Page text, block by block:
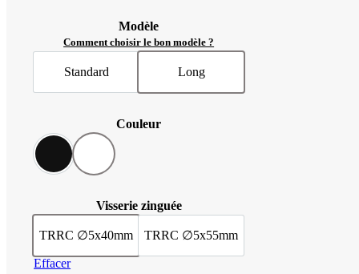
Modèle
Comment choisir le bon modèle ?
Standard
Standard LongSpécial gonds déportés ou
Couleur
Noir RAL 9005Blanc RAL 9010
Visserie
TRRC ∅5x40mmVis TRRC ∅5 x 40mm
TRRC ∅5x55mmVis TRCC ∅5 x 55mm
Effacer